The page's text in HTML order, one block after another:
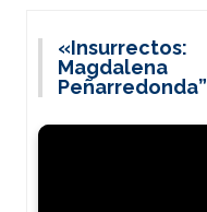
«Insurrectos:
Magdalena
Peñarredonda”